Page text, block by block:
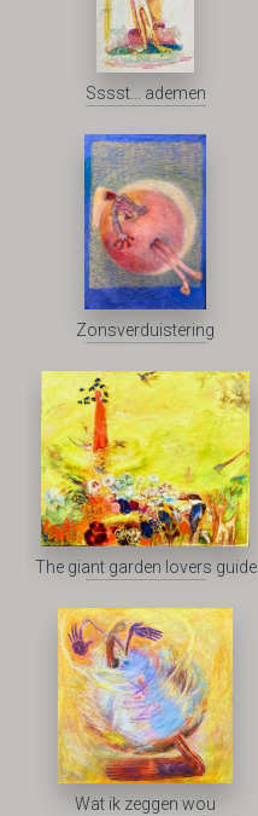
Sssst... ademen
Zonsverduistering
The giant garden lovers guide
Wat ik zeggen wou